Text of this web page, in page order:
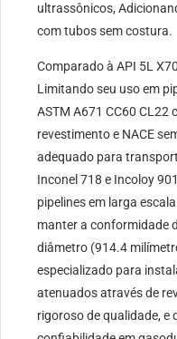
ultrassônicos,
com tubos sem costura.
Comparado à API 5L
Limitando seu uso em
ASTM A671 CC60
revestimento e NACE
adequado para
Inconel 718 e Incoloy
pipelines em larga
manter a conformidade
diâmetro (914.4
especializado para
atenuados através de
rigoroso de qualidade, e